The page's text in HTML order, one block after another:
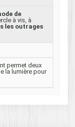
de
à vis, à
les outrages
permet deux
la lumière pour